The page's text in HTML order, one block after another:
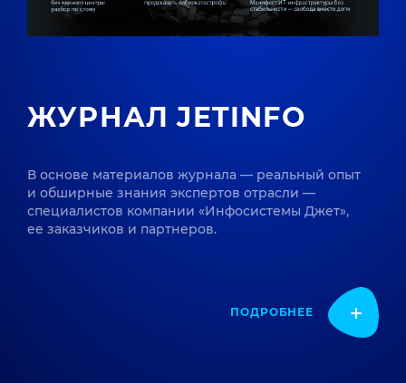
ЖУРНАЛ JETINFO
В основе материалов журнала — реальный опыт
и обширные знания экспертов отрасли —
специалистов компании «Инфосистемы Джет»,
ее заказчиков и партнеров.
ПОДРОБНЕЕ